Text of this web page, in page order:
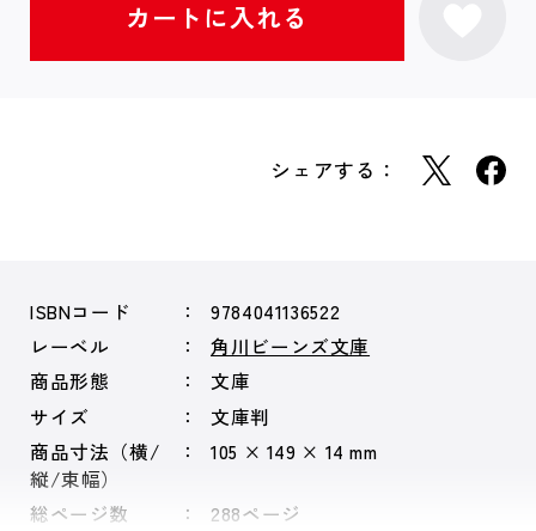
シェアする：
ISBNコード
9784041136522
レーベル
角川ビーンズ文庫
商品形態
文庫
サイズ
文庫判
商品寸法（横/
縦/束幅）
105 × 149 × 14 mm
総ページ数 288ページ